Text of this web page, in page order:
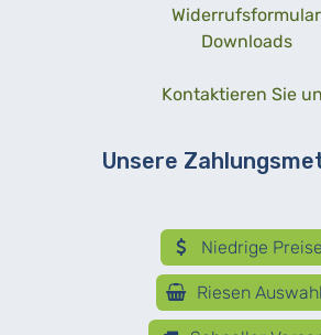
Widerrufsformular
Downloads
Kontaktieren Sie
Unsere
Niedrige Preise
Riesen Auswahl